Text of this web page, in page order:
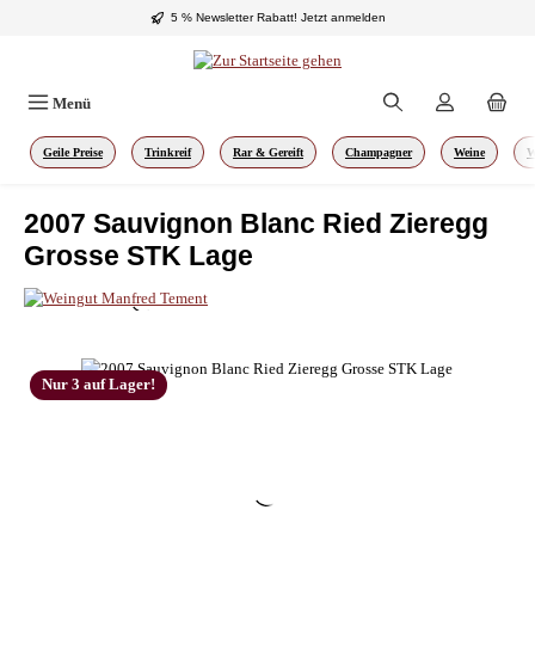
Zum Hauptinhalt springen5 % Newsletter Rabatt! Jetzt anmelden
Menü
Geile Preise Trinkreif Rar & Gereift Champagner Weine
2007 Sauvignon Blanc Ried Zieregg
Grosse STK Lage
Bildergalerie überspringen
Nur 3 auf Lager!